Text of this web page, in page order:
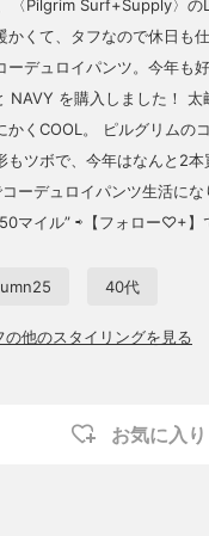
〈Pilgrim Surf+Supply〉
かくて、タフなので休日も
ーデュロイパンツ。今年も
NAVY を購入しました！ 太
かくCOOL。 ピルグリムの
もツボで、今年はなんと2
ーデュロイパンツ生活に
マイル” ⇨【フォロー♡+】
40代
の他のスタイリングを見る
お気に入り